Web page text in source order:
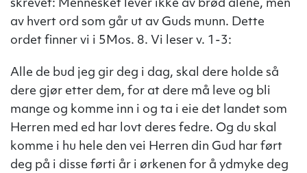
skrevet: Mennesket lever ikke av brød alene, men
av hvert ord som går ut av Guds munn. Dette
ordet finner vi i 5Mos. 8. Vi leser v. 1-3:
Alle de bud jeg gir deg i dag, skal dere holde så
dere gjør etter dem, for at dere må leve og bli
mange og komme inn i og ta i eie det landet som
Herren med ed har lovt deres fedre. Og du skal
komme i hu hele den vei Herren din Gud har ført
deg på i disse førti år i ørkenen for å ydmyke deg